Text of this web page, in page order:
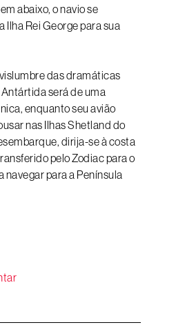
abaixo, o navio se
Ilha Rei George para sua
das dramáticas
será de uma
enquanto seu avião
nas Ilhas Shetland do
dirija-se à costa
pelo Zodiac para o
navegar para a Península